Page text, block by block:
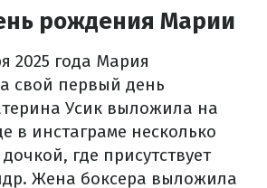
рождения Марии
2025 года Мария
свой первый день
Усик выложила на
в инстаграме несколько
где присутствует
Жена боксера выложила